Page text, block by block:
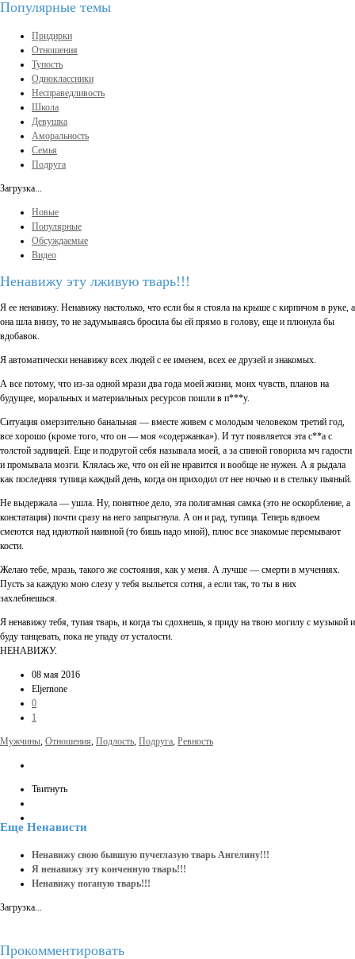
Популярные темы
Придирки
Отношения
Тупость
Одноклассники
Несправедливость
Школа
Девушка
Аморальность
Семья
Подруга
Загрузка...
Новые
Популярные
Обсуждаемые
Видео
Ненавижу эту лживую тварь!!!
Я ее ненавижу. Ненавижу настолько, что если бы я стояла на крыше с кирпичом в руке, а
она шла внизу, то не задумываясь бросила бы ей прямо в голову, еще и плюнула бы
вдобавок.
Я автоматически ненавижу всех людей с ее именем, всех ее друзей и знакомых.
А все потому, что из-за одной мрази два года моей жизни, моих чувств, планов на
будущее, моральных и материальных ресурсов пошли в п***у.
Ситуация омерзительно банальная — вместе живем с молодым человеком третий год,
все хорошо (кроме того, что он — моя «содержанка»). И тут появляется эта с**а с
толстой задницей. Еще и подругой себя называла моей, а за спиной говорила мч гадости
и промывала мозги. Клялась же, что он ей не нравится и вообще не нужен. А я рыдала
как последняя тупица каждый день, когда он приходил от нее ночью и в стельку пьяный.
Не выдержала — ушла. Ну, понятное дело, эта полигамная самка (это не оскорбление, а
констатация) почти сразу на него запрыгнула. А он и рад, тупица. Теперь вдвоем
смеются над идиоткой наивной (то бишь надо мной), плюс все знакомые перемывают
кости.
Желаю тебе, мразь, такого же состояния, как у меня. А лучше — смерти в мучениях.
Пусть за каждую мою слезу у тебя выльется сотня, а если так, то ты в них
захлебнешься.
Я ненавижу тебя, тупая тварь, и когда ты сдохнешь, я приду на твою могилу с музыкой и
буду танцевать, пока не упаду от усталости.
НЕНАВИЖУ.
08 мая 2016
Eljernone
0
1
Мужчины, Отношения, Подлость, Подруга, Ревность
Твитнуть
Еще Ненависти
Ненавижу свою бывшую пучеглазую тварь Ангелину!!!
Я ненавижу эту конченную тварь!!!
Ненавижу поганую тварь!!!
Загрузка...
Прокомментировать